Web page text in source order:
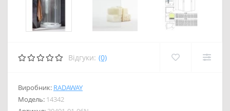
Відгуки: (0)
Виробник: RADAWAY
Модель: 14342